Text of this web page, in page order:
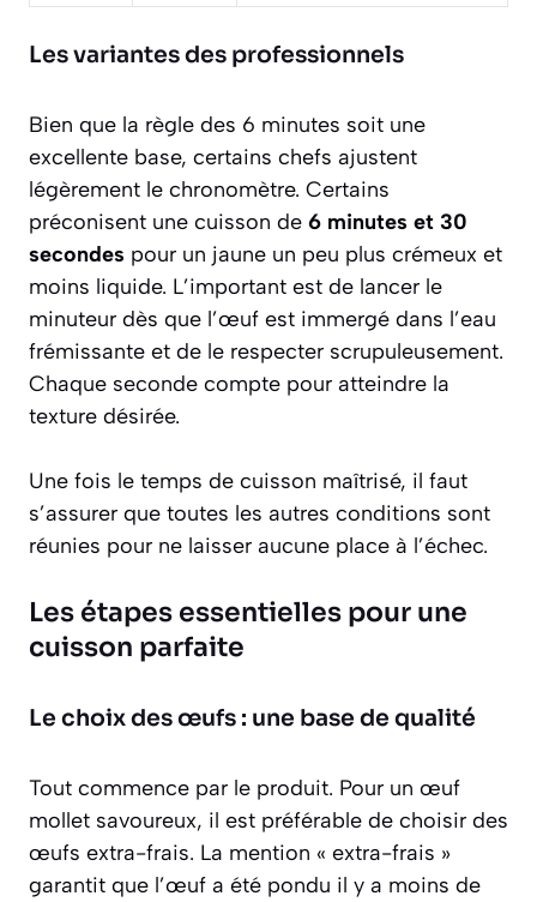
Les variantes des professionnels
Bien que la règle des 6 minutes soit une
excellente base, certains chefs ajustent
légèrement le chronomètre. Certains
préconisent une cuisson de 6 minutes et 30
secondes pour un jaune un peu plus crémeux et
moins liquide. L’important est de lancer le
minuteur dès que l’œuf est immergé dans l’eau
frémissante et de le respecter scrupuleusement.
Chaque seconde compte pour atteindre la
texture désirée.
Une fois le temps de cuisson maîtrisé, il faut
s’assurer que toutes les autres conditions sont
réunies pour ne laisser aucune place à l’échec.
Les étapes essentielles pour une
cuisson parfaite
Le choix des œufs : une base de qualité
Tout commence par le produit. Pour un œuf
mollet savoureux, il est préférable de choisir des
œufs extra-frais. La mention « extra-frais »
garantit que l’œuf a été pondu il y a moins de